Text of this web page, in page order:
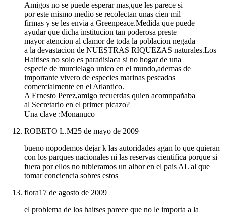
Amigos no se puede esperar mas,que les parece si
por este mismo medio se recolectan unas cien mil
firmas y se les envia a Greenpeace.Medida que puede
ayudar que dicha institucion tan poderosa preste
mayor atencion al clamor de toda la poblacion negada
a la devastacion de NUESTRAS RIQUEZAS naturales.Los
Haitises no solo es paradisiaca si no hogar de una
especie de murcielago unico en el mundo,ademas de
importante vivero de especies marinas pescadas
comercialmente en el Atlantico.
A Ernesto Perez,amigo recuerdas quien acomnpañaba
al Secretario en el primer picazo?
Una clave :Monanuco
ROBETO L.M25 de mayo de 2009
bueno nopodemos dejar k las autoridades agan lo que quieran
con los parques nacionales ni las reservas cientifica porque si
fuera por ellos no tubieramos un albor en el pais AL al que
tomar conciencia sobres estos
flora17 de agosto de 2009
el problema de los haitses parece que no le importa a la